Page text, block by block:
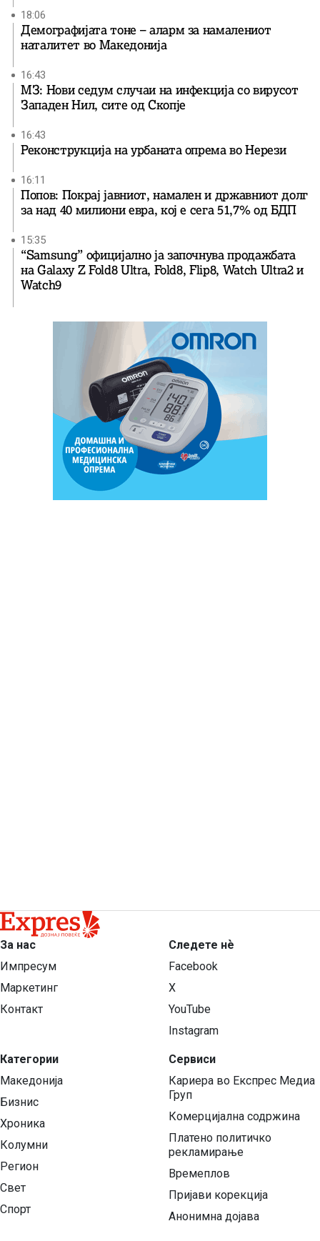
18:06
Демографијата тоне – аларм за намалениот
наталитет во Македонија
16:43
МЗ: Нови седум случаи на инфекција со вирусот
Западен Нил, сите од Скопје
16:43
Реконструкција на урбаната опрема во Нерези
16:11
Попов: Покрај јавниот, намален и државниот долг
за над 40 милиони евра, кој e сега 51,7% од БДП
15:35
“Samsung” официјално ја започнува продажбата
на Galaxy Z Fold8 Ultra, Fold8, Flip8, Watch Ultra2 и
Watch9
За нас
Импресум
Маркетинг
Контакт
Категории
Македонија
Бизнис
Хроника
Колумни
Регион
Свет
Спорт
Следете нѐ
Facebook
X
YouTube
Instagram
Сервиси
Кариера во Експрес Медиа
Груп
Комерцијална содржина
Платено политичко
рекламирање
Времеплов
Пријави корекција
Анонимна дојава